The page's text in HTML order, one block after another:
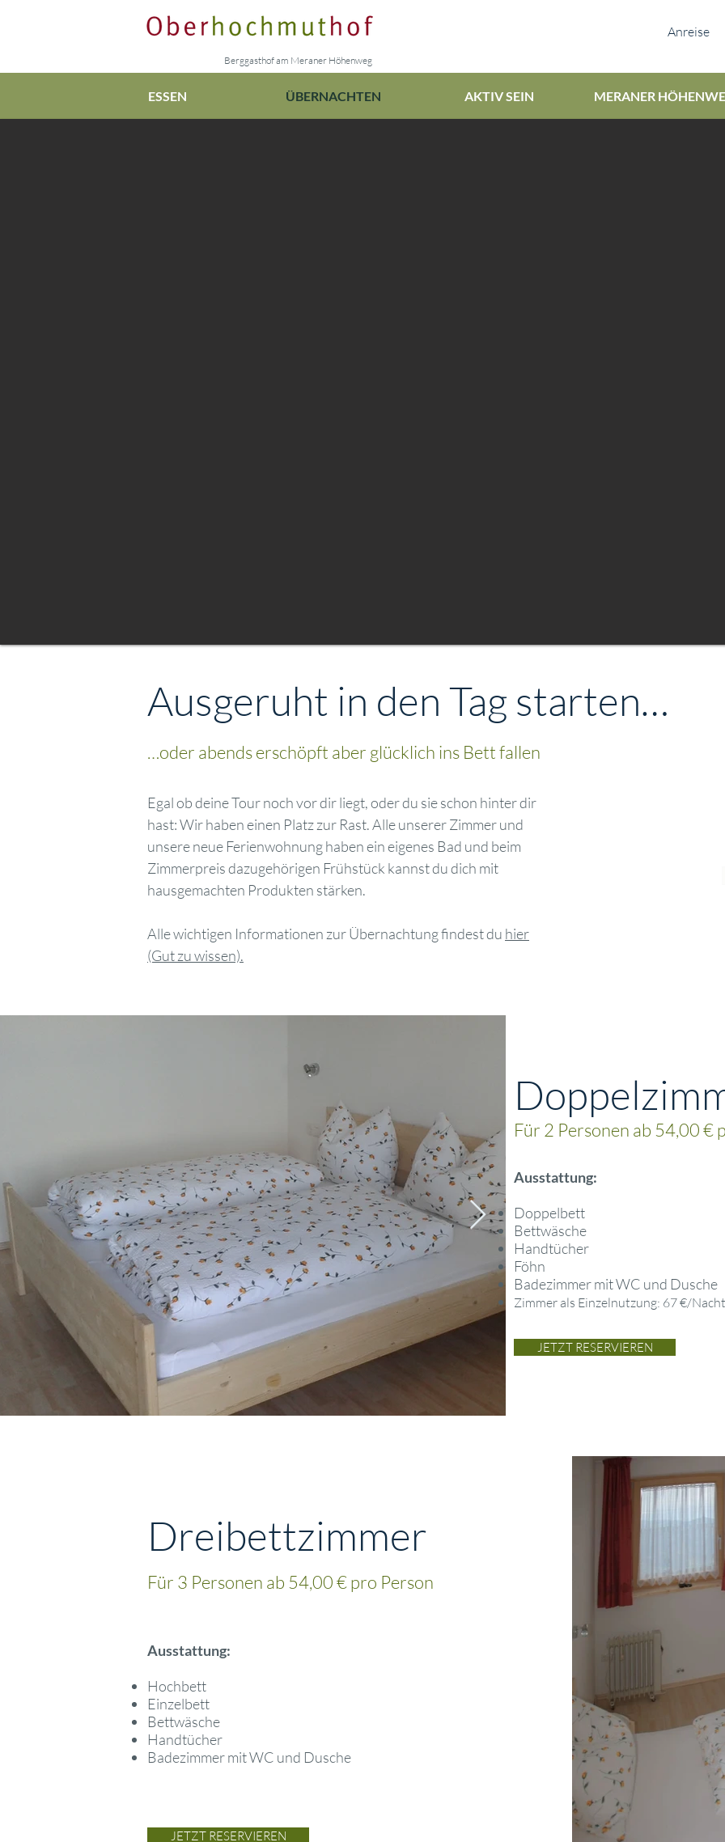
Anreise
Berggasthof am Meraner Höhenweg
ESSEN ÜBERNACHTEN AKTIV SEIN MERANER
Ausgeruht in den Tag starten…
…oder abends erschöpft aber glücklich ins Bett fallen
Egal ob deine Tour noch vor dir liegt, oder du sie schon hinter dir
hast: Wir haben einen Platz zur Rast. Alle unserer Zimmer und
unsere neue Ferienwohnung haben ein eigenes Bad und beim
Zimmerpreis dazugehörigen Frühstück kannst du dich mit
hausgemachten Produkten stärken.
Alle wichtigen Informationen zur Übernachtung findest du hier
(Gut zu wissen).
Für 2 Personen ab 54,00 €
Ausstattung:
Doppelbett
Bettwäsche
Handtücher
Föhn
Badezimmer mit WC und Dusche
Zimmer als Einzelnutzung: 67€/Nacht
JETZT RESERVIEREN
Dreibettzimmer
Für 3 Personen ab 54,00 € pro Person
Ausstattung:
Hochbett
Einzelbett
Bettwäsche
Handtücher
Badezimmer mit WC und Dusche
JETZT RESERVIEREN